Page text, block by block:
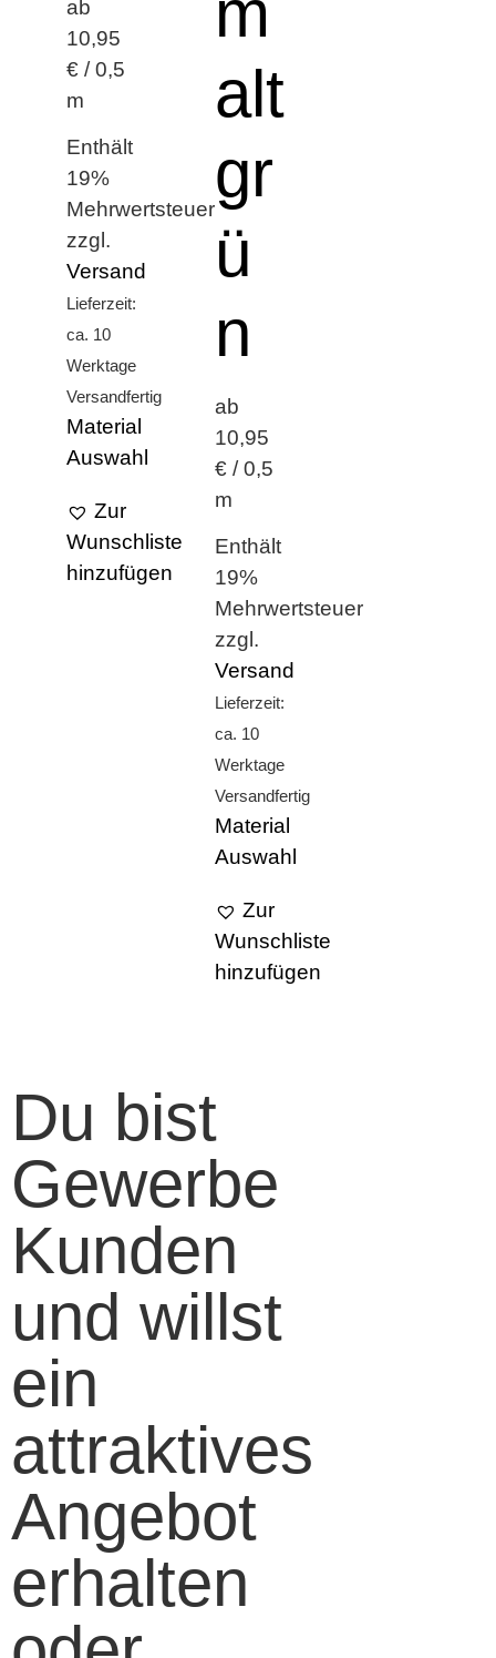
ab
10,95
€ / 0,5
m
Enthält
19%
Mehrwertsteuer
zzgl.
Versand
Lieferzeit:
ca. 10
Werktage
Versandfertig
Material
Auswahl
Zur
Wunschliste
hinzufügen
alt
gr
ü
n
ab
10,95
€ / 0,5
m
Enthält
19%
Mehrwertsteuer
zzgl.
Versand
Lieferzeit:
ca. 10
Werktage
Versandfertig
Material
Auswahl
Zur
Wunschliste
hinzufügen
Du bist
Gewerbe
Kunden
und willst
ein
attraktives
Angebot
erhalten